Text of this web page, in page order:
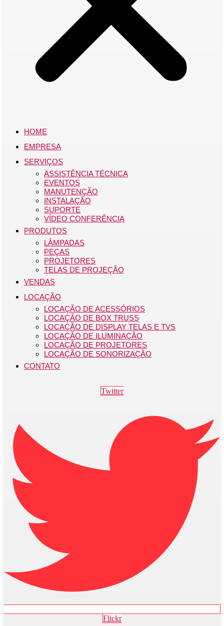
HOME
EMPRESA
SERVIÇOS
ASSISTÊNCIA TÉCNICA
EVENTOS
MANUTENÇÃO
INSTALAÇÃO
SUPORTE
VÍDEO CONFERÊNCIA
PRODUTOS
LÂMPADAS
PEÇAS
PROJETORES
TELAS DE PROJEÇÃO
VENDAS
LOCAÇÃO
LOCAÇÃO DE ACESSÓRIOS
LOCAÇÃO DE BOX TRUSS
LOCAÇÃO DE DISPLAY TELAS E TVS
LOCAÇÃO DE ILUMINAÇÃO
LOCAÇÃO DE PROJETORES
LOCAÇÃO DE SONORIZAÇÃO
CONTATO
Twitter
Flickr